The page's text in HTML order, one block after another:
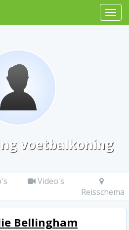
voetbalkoning
Video's
Reisschema
Bellingham